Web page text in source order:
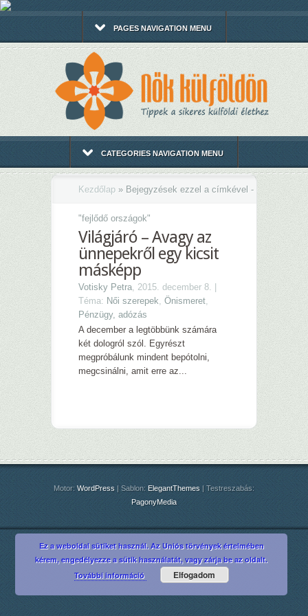
PAGES NAVIGATION MENU
CATEGORIES NAVIGATION MENU
Kezdőlap » Bejegyzések ezzel a címkével -
"fejlődő országok"
Világjáró – Avagy az
ünnepekről egy kicsit
másképp
Votisky Petra, 2015. december 8. |
Téma: Női szerepek, Önismeret,
Pénzügy, adózás
A december a legtöbbünk számára
két dologról szól. Egyrészt
megpróbálunk mindent bepótolni,
megcsinálni, amit erre az...
Motor: WordPress | Sablon: ElegantThemes | Testreszabás:
PagonyMedia
Ez a weboldal sütiket használ. Az Uniós törvények értelmében
kérem, engedélyezze a sütik használatát, vagy zárja be az oldalt.
További információ
Elfogadom